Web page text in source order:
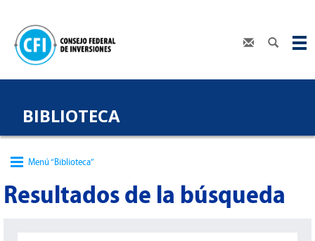
BIBLIOTECA
Menú “Biblioteca”
Resultados de la búsqueda